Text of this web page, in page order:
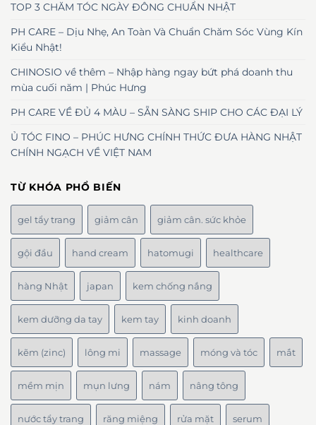
TOP 3 CHĂM TÓC NGÀY ĐÔNG CHUẨN NHẬT
PH CARE – Dịu Nhẹ, An Toàn Và Chuẩn Chăm Sóc Vùng Kín
Kiểu Nhật!
CHINOSIO về thêm – Nhập hàng ngay bứt phá doanh thu
mùa cuối năm | Phúc Hưng
PH CARE VỀ ĐỦ 4 MÀU – SẴN SÀNG SHIP CHO CÁC ĐẠI LÝ
Ủ TÓC FINO – PHÚC HƯNG CHÍNH THỨC ĐƯA HÀNG NHẬT
CHÍNH NGẠCH VỀ VIỆT NAM
TỪ KHÓA PHỔ BIẾN
gel tẩy trang giảm cân giảm cân. sức khỏe
gội đầu hand cream hatomugi healthcare
hàng Nhật japan kem chống nắng
kem dưỡng da tay kem tay kinh doanh
kẽm (zinc) lông mi massage móng và tóc mắt
mềm mịn mụn lưng nám nâng tông
nước tẩy trang răng miệng rửa mặt serum